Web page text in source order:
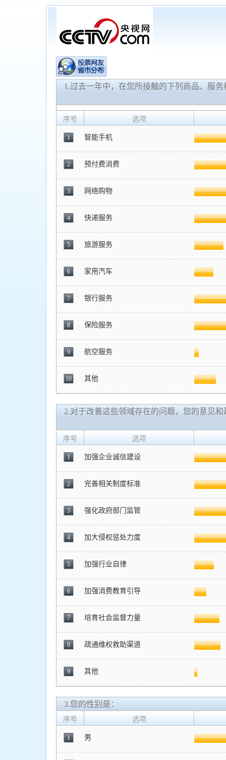
1.过去一年中，在您所接触的下列商品、服
序号 选项
1 智能手机
2 预付费消费
3 网络购物
4 快递服务
5 旅游服务
6 家用汽车
7 银行服务
8 保险服务
9 航空服务
10 其他
2.对于改善这些领域存在的问题，您的意见
序号 选项
1 加强企业诚信建设
2 完善相关制度标准
3 强化政府部门监管
4 加大侵权惩处力度
5 加强行业自律
6 加强消费教育引导
7 培育社会监督力量
8 疏通维权救助渠道
9 其他
3.您的性别是：
序号 选项
1 男